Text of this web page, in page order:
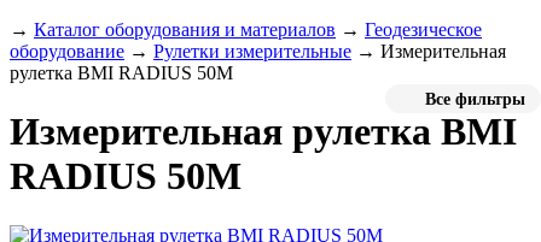
→ Каталог оборудования и материалов → Геодезическое
оборудование → Рулетки измерительные → Измерительная
рулетка BMI RADIUS 50M
Все фильтры
Измерительная рулетка BMI
RADIUS 50M